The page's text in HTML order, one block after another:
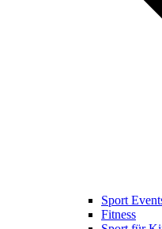
Sport
Fitness